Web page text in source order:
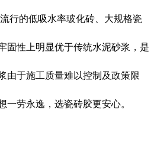
行的低吸水率玻化砖、大规格瓷
固性上明显优于传统水泥砂浆，是
由于施工质量难以控制及政策限
一劳永逸，选瓷砖胶更安心。